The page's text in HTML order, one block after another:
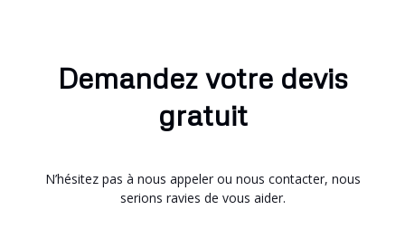
Demandez votre devis
gratuit
N’hésitez pas à nous appeler ou nous contacter, nous
serions ravies de vous aider.